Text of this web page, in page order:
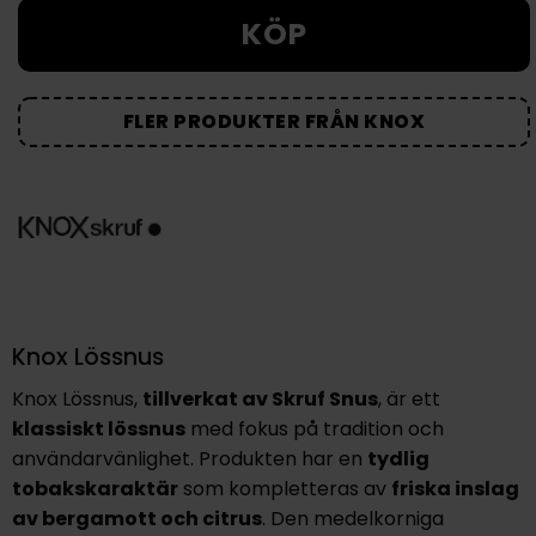
KÖP
FLER PRODUKTER FRÅN KNOX
Knox Lössnus
Knox Lössnus, tillverkat av Skruf Snus, är ett
klassiskt lössnusmed fokus på tradition och
användarvänlighet. Produkten har en tydlig
tobakskaraktärsom kompletteras av friska inslag
av bergamott och citrus. Den medelkorniga